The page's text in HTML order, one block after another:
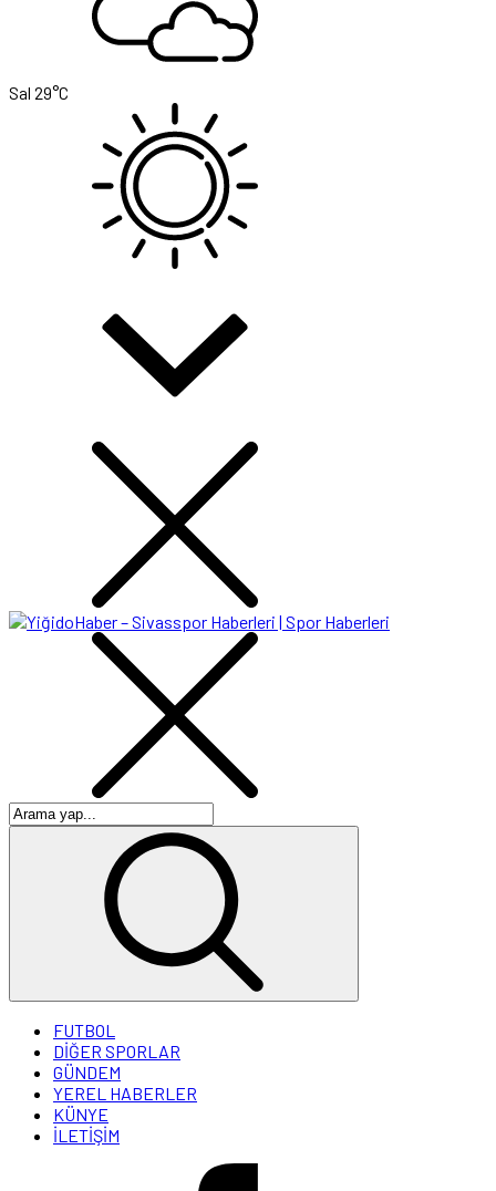
Sal 29°C
FUTBOL
DİĞER SPORLAR
GÜNDEM
YEREL HABERLER
KÜNYE
İLETİŞİM